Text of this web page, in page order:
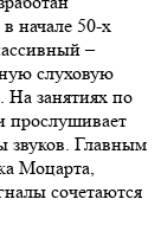
начале 50-х
–
слуховую
занятиях по
прослушивает
звуков. Главным
Моцарта,
сочетаются